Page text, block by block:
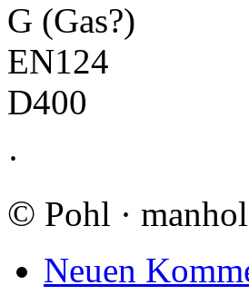
G (Gas?)
EN124
D400
·
© Pohl ·
Neuen